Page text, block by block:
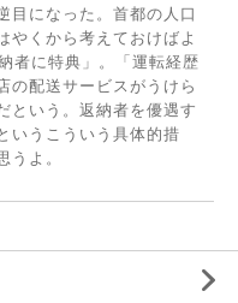
目になった。首都の人口
やくから考えておけばよ
者に特典」。「運転経歴
の配送サービスがうけら
という。返納者を優遇す
いうこういう具体的措
うよ。